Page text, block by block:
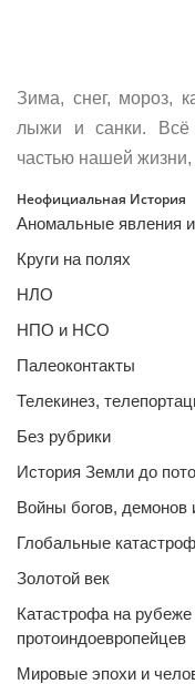
Зима, снег, мороз,
лыжи и санки. Всё
частью нашей жизни,
Неофициальная История
Аномальные явления
Круги на полях
НЛО
НПО и НСО
Палеоконтакты
Телекинез,
Без рубрики
История Земли до
Войны богов, демонов
Глобальные
Золотой век
Катастрофа на
протоиндоевропейцев
Мировые эпохи и